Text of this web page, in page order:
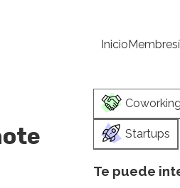
Inicio
Coworking
Startups
Te puede